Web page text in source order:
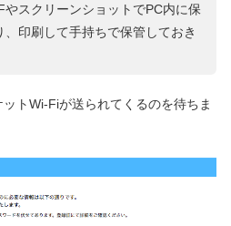
やスクリーンショットでPC内に保
、印刷して手持ちで保管しておき
トWi-Fiが送られてくるのを待ちま